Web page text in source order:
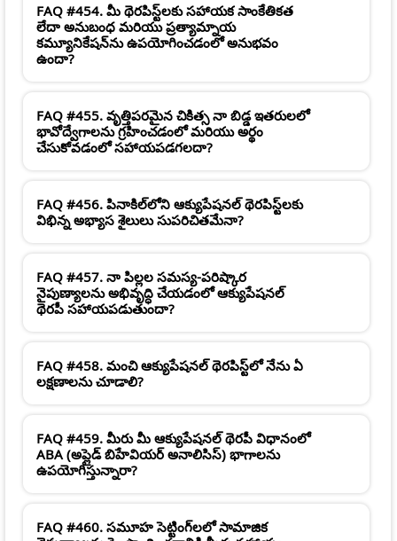
FAQ #454. మీ థెరపిస్ట్‌లకు సహాయక సాంకేతికత
లేదా అనుబంధ మరియు ప్రత్యామ్నాయ
కమ్యూనికేషన్‌ను ఉపయోగించడంలో అనుభవం
ఉందా?
FAQ #455. వృత్తిపరమైన చికిత్స నా బిడ్డ ఇతరులలో
భావోద్వేగాలను గ్రహించడంలో మరియు అర్థం
చేసుకోవడంలో సహాయపడగలదా?
FAQ #456. పినాకిల్‌లోని ఆక్యుపేషనల్ థెరపిస్ట్‌లకు
విభిన్న అభ్యాస శైలులు సుపరిచితమేనా?
FAQ #457. నా పిల్లల సమస్య-పరిష్కార
నైపుణ్యాలను అభివృద్ధి చేయడంలో ఆక్యుపేషనల్
థెరపీ సహాయపడుతుందా?
FAQ #458. మంచి ఆక్యుపేషనల్ థెరపిస్ట్‌లో నేను ఏ
లక్షణాలను చూడాలి?
FAQ #459. మీరు మీ ఆక్యుపేషనల్ థెరపీ విధానంలో
ABA (అప్లైడ్ బిహేవియర్ అనాలిసిస్) భాగాలను
ఉపయోగిస్తున్నారా?
FAQ #460. సమూహ సెట్టింగ్‌లలో సామాజిక